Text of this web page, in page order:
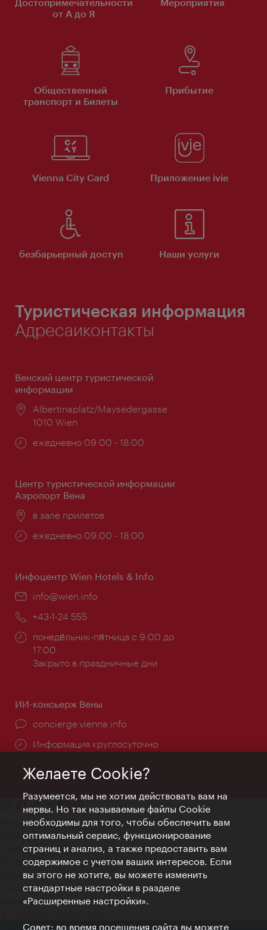
от А до Я
Общественный
транспорт и Билеты
Прибытие
Vienna City Card Приложение ivie
безбарьерный доступ Наши услуги
Туристическая информация
Адресаиконтакты
Венский центр туристической
информации
Расположение:
Albertinaplatz/Maysedergasse
1010 Wien
Часы
ежедневно 09:00 - 18:00
Центр туристической информации
Аэропорт Вена
Расположение:
в зале прилетов
Часы
ежедневно 09:00 - 18:00
Инфоцентр Wien Hotels & Info
Эл.
info@wien.info
Телефон:
+43-1-24 555
Часы
работы:
понеде́льник-пя́тница с 9:00 до
17:00
Закрыто в праздничные дни
ИИ-консьерж Вены
concierge.vienna.info
Информация круглосуточно
Контакт
Credits
Положение о конфиденциальности
Terms of Use
Доступность
Контакты для прессы
Настройки файлов Cookie
Желаете Cookie?
Разумеется, мы не хотим действовать вам на
нервы. Но так называемые файлы Cookie
необходимы для того, чтобы обеспечить вам
оптимальный сервис, функционирование
страниц и анализ, а также предоставить вам
содержимое с учетом ваших интересов. Если
вы этого не хотите, вы можете изменить
стандартные настройки в разделе
«Расширенные настройки».
Совет: во время посещения сайта вы можете